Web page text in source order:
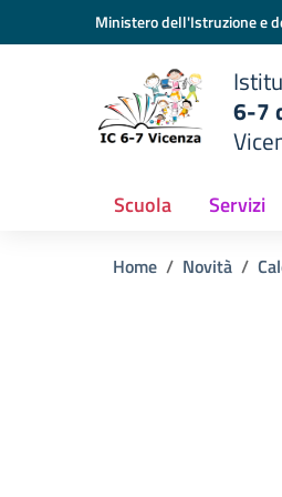
Vai ai contenuti
Vai al menu di navigazione
Ministero dell'Istruzione e
6-7
Scuola Servizi
Home Novità